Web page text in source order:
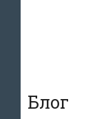
Блог